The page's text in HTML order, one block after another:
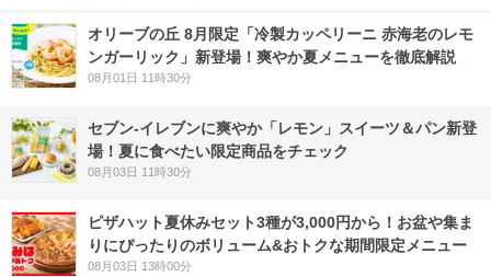
オリーブの丘 8月限定「冷製カッペリーニ 赤海老のレモ
ンガーリック」新登場！爽やか夏メニューを徹底解説
08月01日 11時30分
セブン‐イレブンに爽やか「レモン」スイーツ＆パン新登
場！夏に食べたい限定商品をチェック
08月03日 11時30分
ピザハット夏休みセット3種が3,000円から！お盆や集ま
りにぴったりのボリューム&おトクな期間限定メニュー
08月03日 13時00分